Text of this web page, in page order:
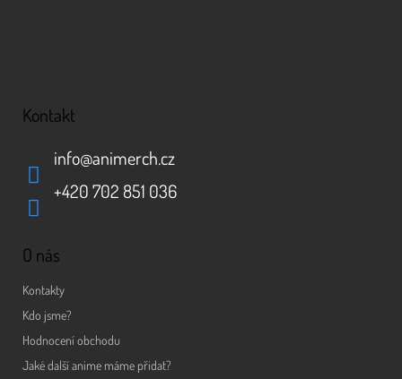
Kontakt
info@animerch.cz
+420 702 851 036
O nás
Kontakty
Kdo jsme?
Hodnocení obchodu
Jaké další anime máme přidat?